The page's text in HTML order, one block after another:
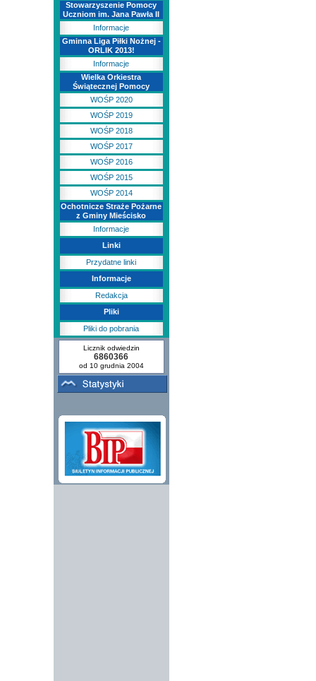
Stowarzyszenie Pomocy
Uczniom im. Jana Pawła II
Informacje
Gminna Liga Piłki Nożnej -
ORLIK 2013!
Informacje
Wielka Orkiestra
Świątecznej Pomocy
WOŚP 2020
WOŚP 2019
WOŚP 2018
WOŚP 2017
WOŚP 2016
WOŚP 2015
WOŚP 2014
Ochotnicze Straże Pożarne
z Gminy Mieścisko
Informacje
Linki
Przydatne linki
Informacje
Redakcja
Pliki
Pliki do pobrania
Licznik odwiedzin
6860366
od 10 grudnia 2004